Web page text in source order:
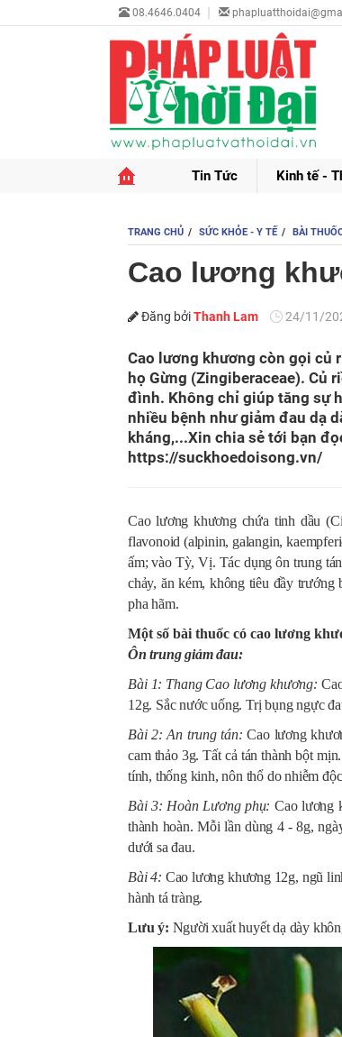
08.4646.0404
Tin Tức Kinh tế -
TRANG CHỦ SỨC KHỎE - Y TẾ BÀI
Cao lương
Đăng bởiThanh Lam 24/11/
Cao lương khương còn gọi củ
họ Gừng (Zingiberaceae). Củ
đình. Không chỉ giúp tăng sự
nhiều bệnh như giảm đau dạ
kháng,...Xin chia sẻ tới bạn
https://suckhoedoisong.vn/
Cao lương khương chứa tinh dầu
flavonoid (alpinin, galangin,
ấm; vào Tỳ, Vị. Tác dụng ôn trung
chảy, ăn kém, không tiêu đầy
pha hãm.
Một số bài thuốc có cao lương
Ôn trung giảm đau:
Bài 1: Thang Cao lương khương:
12g. Sắc nước uống. Trị bụng ngực
Bài 2: An trung tán: Cao lương
cam thảo 3g. Tất cả tán thành bột
tính, thống kinh, nôn thổ do nhiễm
Bài 3: Hoàn Lương phụ: Cao lương
thành hoàn. Mỗi lần dùng 4 - 8g,
dưới sa đau.
Bài 4: Cao lương khương 12g, ngũ
hành tá tràng.
Lưu ý: Người xuất huyết dạ dày